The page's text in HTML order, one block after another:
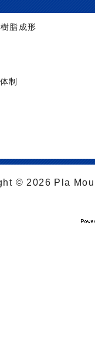
脂成形
制
© 2026 Pla